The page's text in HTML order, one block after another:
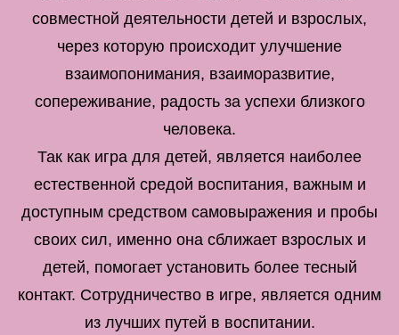
совместной деятельности детей и взрослых,
через которую происходит улучшение
взаимопонимания, взаиморазвитие,
сопереживание, радость за успехи близкого
человека.
Так как игра для детей, является наиболее
естественной средой воспитания, важным и
доступным средством самовыражения и пробы
своих сил, именно она сближает взрослых и
детей, помогает установить более тесный
контакт. Сотрудничество в игре, является одним
из лучших путей в воспитании.